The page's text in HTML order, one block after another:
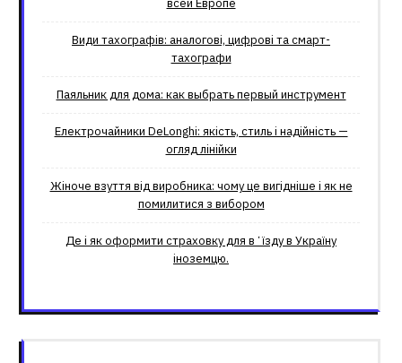
всей Европе
Види тахографів: аналогові, цифрові та смарт-
тахографи
Паяльник для дома: как выбрать первый инструмент
Електрочайники DeLonghi: якість, стиль і надійність —
огляд лінійки
Жіноче взуття від виробника: чому це вигідніше і як не
помилитися з вибором
Де і як оформити страховку для вʼїзду в Україну
іноземцю.